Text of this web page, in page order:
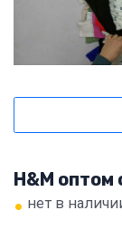
H&M оптом
• нет в